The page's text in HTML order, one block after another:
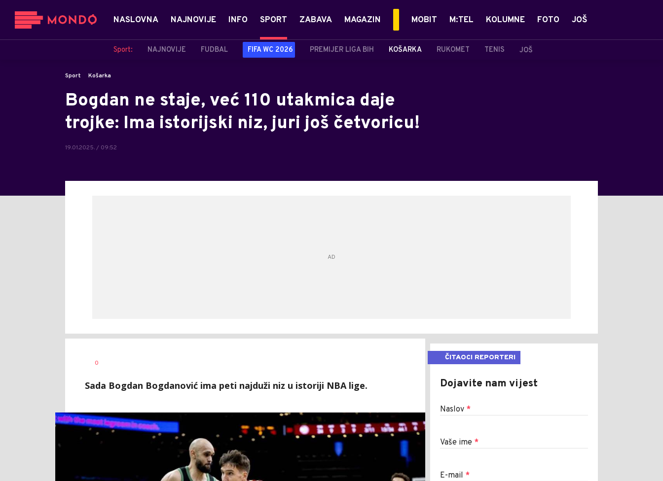
NASLOVNA NAJNOVIJE INFO SPORT
Sport: NAJNOVIJE FUDBAL FIFA WC 2026 PREMIJER LIGA BIH KOŠARKA RUKOMET TENIS JOŠ
ZABAVA MAGAZIN MOBIT M:TEL KOLUMNE FOTO JOŠ
Sport Košarka
Bogdan ne staje, već 110 utakmica daje
trojke: Ima istorijski niz, juri još četvoricu!
19.01.2025. / 09:52
AUTOR
0
Sada Bogdan Bogdanović ima peti najduži niz u istoriji NBA lige.
ČITAOCI REPORTERI
Dojavite nam vijest
Naslov *
Vaše ime *
E-mail *